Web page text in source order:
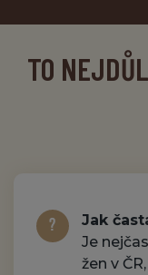
TO
Jak
Je
žen v